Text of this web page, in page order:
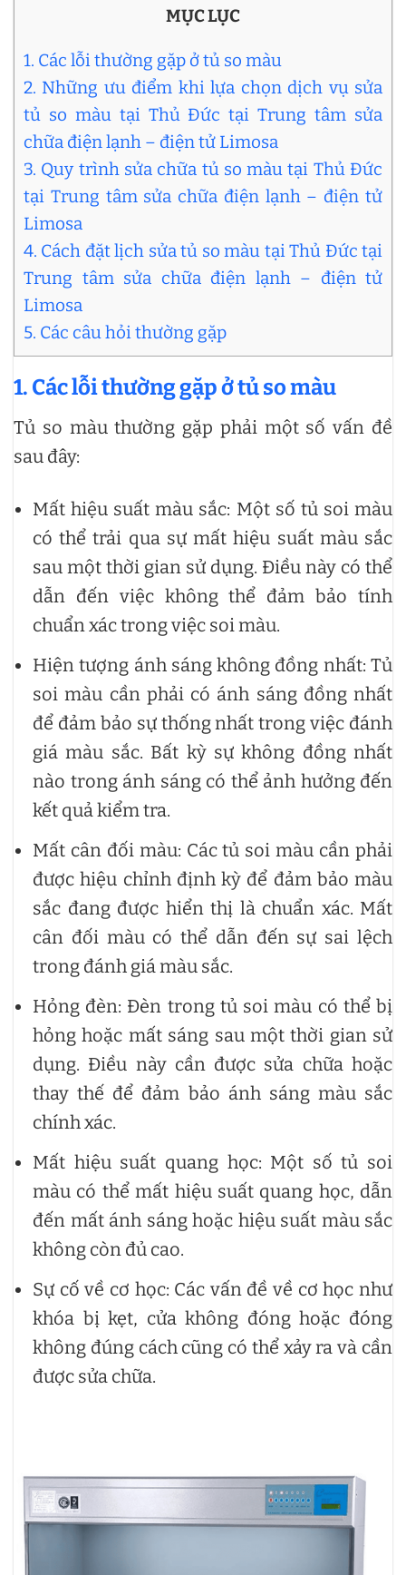
MỤC LỤC
1. Các lỗi thường gặp ở tủ so màu
2. Những ưu điểm khi lựa chọn dịch vụ sửa
tủ so màu tại Thủ Đức tại Trung tâm sửa
chữa điện lạnh – điện tử Limosa
3. Quy trình sửa chữa tủ so màu tại Thủ Đức
tại Trung tâm sửa chữa điện lạnh – điện tử
Limosa
4. Cách đặt lịch sửa tủ so màu tại Thủ Đức tại
Trung tâm sửa chữa điện lạnh – điện tử
Limosa
5. Các câu hỏi thường gặp
1. Các lỗi thường gặp ở tủ so màu
Tủ so màu thường gặp phải một số vấn đề
sau đây:
Mất hiệu suất màu sắc: Một số tủ soi màu
có thể trải qua sự mất hiệu suất màu sắc
sau một thời gian sử dụng. Điều này có thể
dẫn đến việc không thể đảm bảo tính
chuẩn xác trong việc soi màu.
Hiện tượng ánh sáng không đồng nhất: Tủ
soi màu cần phải có ánh sáng đồng nhất
để đảm bảo sự thống nhất trong việc đánh
giá màu sắc. Bất kỳ sự không đồng nhất
nào trong ánh sáng có thể ảnh hưởng đến
kết quả kiểm tra.
Mất cân đối màu: Các tủ soi màu cần phải
được hiệu chỉnh định kỳ để đảm bảo màu
sắc đang được hiển thị là chuẩn xác. Mất
cân đối màu có thể dẫn đến sự sai lệch
trong đánh giá màu sắc.
Hỏng đèn: Đèn trong tủ soi màu có thể bị
hỏng hoặc mất sáng sau một thời gian sử
dụng. Điều này cần được sửa chữa hoặc
thay thế để đảm bảo ánh sáng màu sắc
chính xác.
Mất hiệu suất quang học: Một số tủ soi
màu có thể mất hiệu suất quang học, dẫn
đến mất ánh sáng hoặc hiệu suất màu sắc
không còn đủ cao.
Sự cố về cơ học: Các vấn đề về cơ học như
khóa bị kẹt, cửa không đóng hoặc đóng
không đúng cách cũng có thể xảy ra và cần
được sửa chữa.